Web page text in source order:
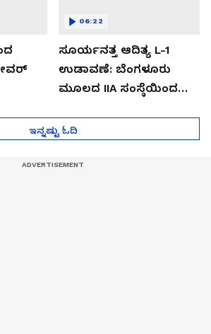
ಸೂರ್ಯನತ್ತ ಆದಿತ್ಯ L-1
ಉಡಾವಣೆ: ಬೆಂಗಳೂರು
ಮೂಲದ IIA ಸಂಸ್ಥೆಯಿಂದ
06:22
ಇನ್ನಷ್ಟು ಓದಿ